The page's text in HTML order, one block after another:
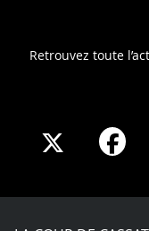
Retrouvez toute
Share
X